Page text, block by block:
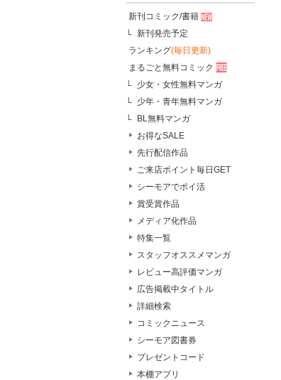
新刊コミック/書籍
新刊発売予定
ランキング(毎日更新)
まるごと無料コミック
少女・女性無料マンガ
少年・青年無料マンガ
BL無料マンガ
お得なSALE
先行配信作品
ご来店ポイント毎日GET
シーモアでポイ活
賞受賞作品
メディア化作品
特集一覧
スタッフオススメマンガ
レビュー高評価マンガ
広告掲載中タイトル
詳細検索
コミックニュース
シーモア図書券
プレゼントコード
本棚アプリ